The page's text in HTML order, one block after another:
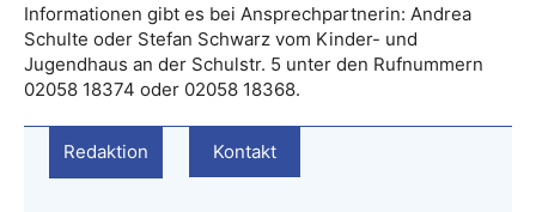
Informationen gibt es bei Ansprechpartnerin: Andrea
Schulte oder Stefan Schwarz vom Kinder- und
Jugendhaus an der Schulstr. 5 unter den Rufnummern
02058 18374 oder 02058 18368.
Redaktion Kontakt